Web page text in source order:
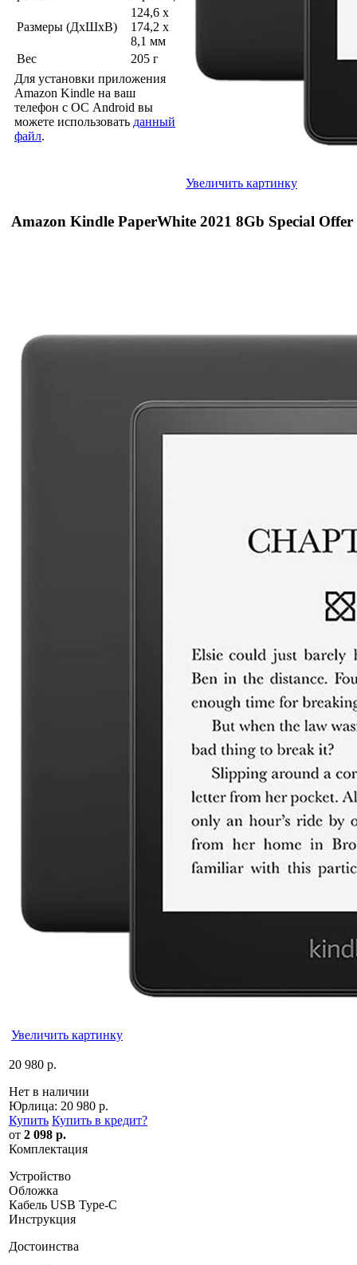
Размеры (ДхШхВ)
124,6 x
174,2 x
8,1 мм
Вес
205 г
Для установки приложения
Amazon Kindle на ваш
телефон с ОС Android вы
можете использовать данный
файл.
Увеличить картинку
Amazon Kindle PaperWhite 2021 8Gb Special
Увеличить картинку
20 980 р.
Нет в наличии
Юрлица: 20 980 р.
Купить Купить в кредит?
от 2 098 р.
Комплектация
Устройство
Обложка
Кабель USB Type-C
Инструкция
Достоинства